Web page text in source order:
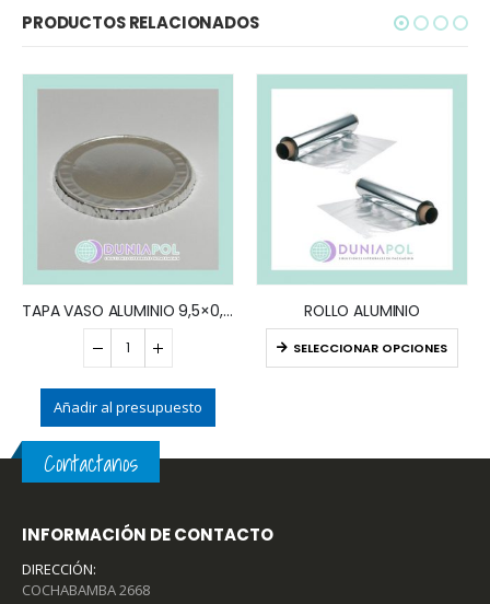
PRODUCTOS RELACIONADOS
TAPA VASO ALUMINIO 9,5×0,5 (x100)
Añadir al presupuesto
ROLLO ALUMINIO
SELECCIONAR OPCIONES
Contactanos
INFORMACIÓN DE CONTACTO
DIRECCIÓN:
COCHABAMBA 2668